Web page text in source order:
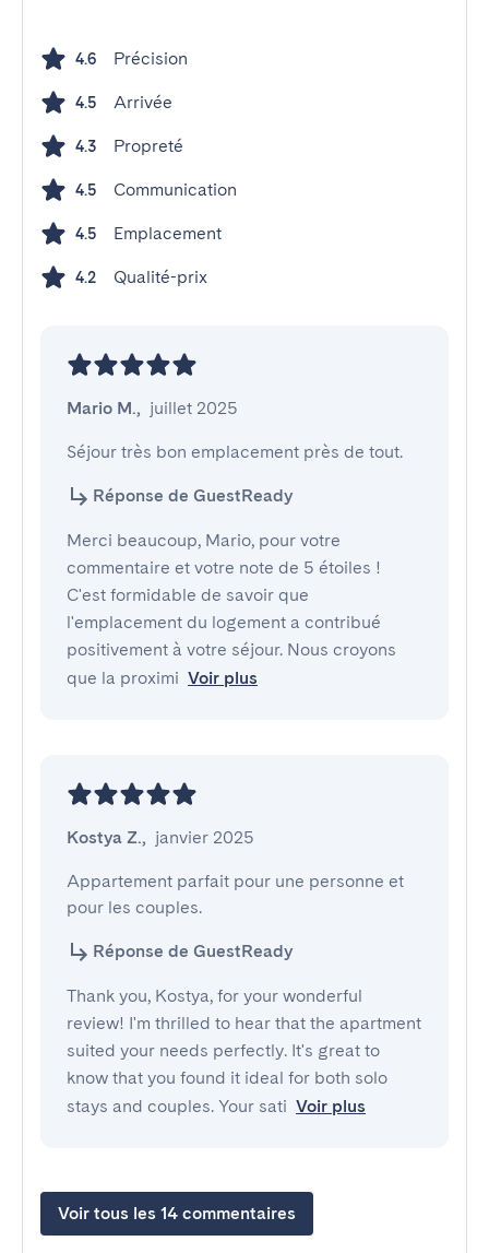
4.6 Précision
4.5 Arrivée
4.3 Propreté
4.5 Communication
4.5 Emplacement
4.2 Qualité-prix
Mario M., juillet 2025
Séjour très bon emplacement près de tout.
Réponse de GuestReady
Merci beaucoup, Mario, pour votre
commentaire et votre note de 5 étoiles !
C'est formidable de savoir que
l'emplacement du logement a contribué
positivement à votre séjour. Nous croyons
que la proximi Voir plus
Kostya Z., janvier 2025
Appartement parfait pour une personne et
pour les couples.
Réponse de GuestReady
Thank you, Kostya, for your wonderful
review! I'm thrilled to hear that the apartment
suited your needs perfectly. It's great to
know that you found it ideal for both solo
stays and couples. Your sati Voir plus
Voir tous les 14 commentaires